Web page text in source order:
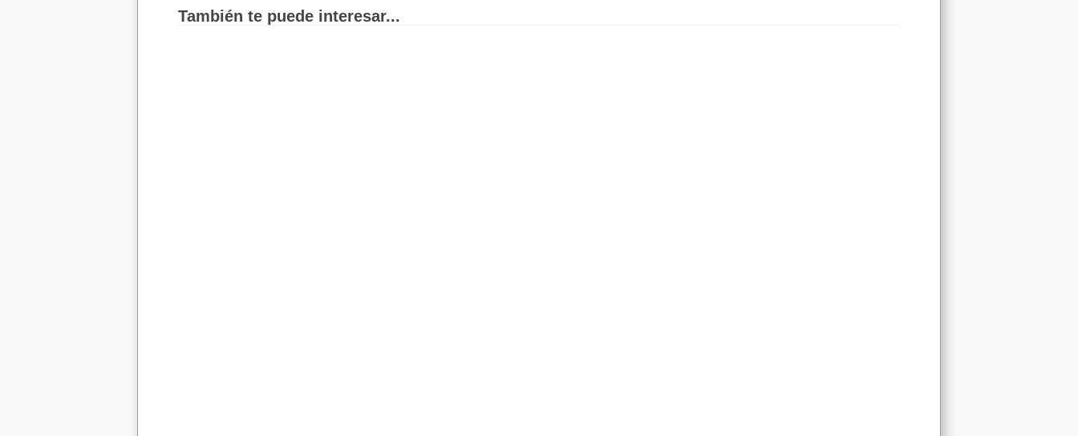
También te puede interesar...